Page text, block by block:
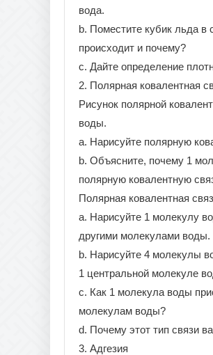
вода.
b. Поместите кубик льда в
происходит и почему?
c. Дайте определение
2. Полярная ковалентная
Рисунок полярной
воды.
а. Нарисуйте полярную
b. Объясните, почему 1
полярную ковалентную
Полярная ковалентная
a. Нарисуйте 1 молекулу
другими молекулами воды.
b. Нарисуйте 4 молекулы
1 центральной молекуле
c. Как 1 молекула воды
молекулам воды?
d. Почему этот тип связи
3. Адгезия